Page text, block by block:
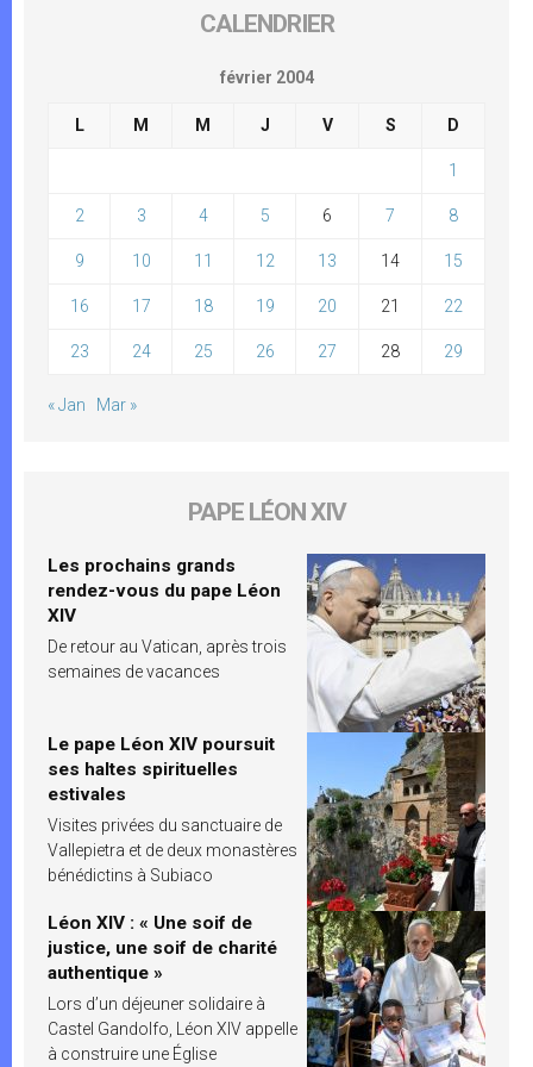
CALENDRIER
février 2004
L M M J V S D
1
2 3 4 5 6 7 8
9 10 11 12 13 14 15
16 17 18 19 20 21 22
23 24 25 26 27 28 29
« Jan Mar »
PAPE LÉON XIV
Les prochains grands
rendez-vous du pape Léon
XIV
De retour au Vatican, après trois
semaines de vacances
Le pape Léon XIV poursuit
ses haltes spirituelles
estivales
Visites privées du sanctuaire de
Vallepietra et de deux monastères
bénédictins à Subiaco
Léon XIV : « Une soif de
justice, une soif de charité
authentique »
Lors d’un déjeuner solidaire à
Castel Gandolfo, Léon XIV appelle
à construire une Église